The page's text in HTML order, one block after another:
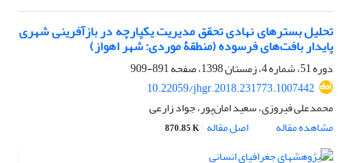
تحلیل بسترهای نهادی تحقق مدیریت یکپارچه در بازآفرینی شهری
پایدار بافت‌های فرسوده (منطقۀ موردی: شهر اهواز)
دوره 51، شماره 4، زمستان 1398، صفحه
891-909
10.22059/jhgr.2018.231773.1007442
محمدعلی فیروزی، سعید امان‌پور، جواد زارعی
مشاهده مقاله
اصل مقاله 870.85 K